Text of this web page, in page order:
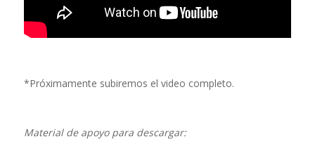
*Próximamente subiremos el video completo.
Material de apoyo para descargar: